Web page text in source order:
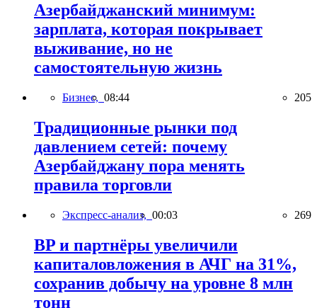
Азербайджанский минимум:
зарплата, которая покрывает
выживание, но не
самостоятельную жизнь
Бизнес, 08:44 205
Традиционные рынки под
давлением сетей: почему
Азербайджану пора менять
правила торговли
Экспресс-анализ, 00:03 269
BP и партнёры увеличили
капиталовложения в АЧГ на 31%,
сохранив добычу на уровне 8 млн
тонн